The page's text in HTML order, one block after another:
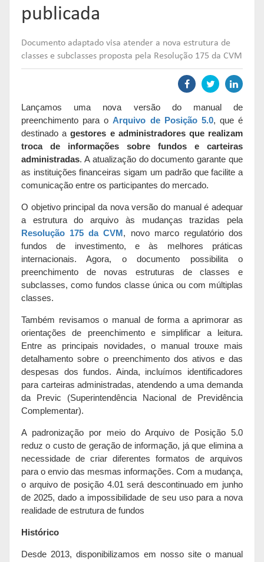
governança
associados
publicações
NOTÍCIAS
Links mais acessados:
CONSOLIDADO DIÁRIO DE
FUNDOS
estatísticas
PROJEÇÕES IPCA E IGP-M
fundos de investimentos
ENVIO DE DADOS
entenda o compromisso
INFORMAR
fóruns de representação
ESTRUTURADOS
documentos
NOTÍCIAS
documentos
BIBLIOTECA DE
entenda o compromisso
REPRESENTAR
autorregulação
AUTORREGULADAS
ADMINISTRADORES
COMO ADERIR
sistemas
entenda o compromisso
AUTORREGULAR
CPA-10, CPA-20 E CEA
entenda o compromisso
EDUCAR
publicada
Documento adaptado visa atender a nova estrutura de
classes e subclasses proposta pela Resolução 175 da CVM
Lançamos uma nova versão do manual de
preenchimento para oArquivo de Posição 5.0, que é
destinado agestores e administradores que realizam
troca de informações sobre fundos e carteiras
administradas. A atualização do documento garante que
as instituições financeiras sigam um padrão que facilite a
comunicação entre os participantes do mercado.
O objetivo principal da nova versão do manual é adequar
a estrutura do arquivo às mudanças trazidas pela
Resolução 175 da CVM , novo marco regulatório dos
fundos de investimento, e às melhores práticas
internacionais. Agora, o documento possibilita o
preenchimento de novas estruturas de classes e
subclasses, como fundos classe única ou com múltiplas
classes.
Também revisamos o manual de forma a aprimorar as
orientações de preenchimento e simplificar a leitura.
Entre as principais novidades, o manual trouxe mais
detalhamento sobre o preenchimento dos ativos e das
despesas dos fundos. Ainda, incluímos identificadores
para carteiras administradas, atendendo a uma demanda
da Previc (Superintendência Nacional de Previdência
Complementar).
A padronização por meio do Arquivo de Posição 5.0
reduz o custo de geração de informação, já que elimina a
necessidade de criar diferentes formatos de arquivos
para o envio das mesmas informações. Com a mudança,
o arquivo de posição 4.01 será descontinuado em junho
de 2025, dado a impossibilidade de seu uso para a nova
realidade de estrutura de fundos
Histórico
Desde 2013, disponibilizamos em nosso site o manual